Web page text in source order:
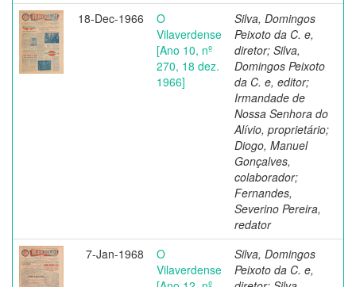
18-Dec-1966
O
Vilaverdense
[Ano 10, nº
270, 18 dez.
1966]
Silva, Domingos
Peixoto da C. e,
diretor; Silva,
Domingos Peixoto
da C. e, editor;
Irmandade de
Nossa Senhora do
Alívio, proprietário;
Diogo, Manuel
Gonçalves,
colaborador;
Fernandes,
Severino Pereira,
redator
7-Jan-1968
O
Vilaverdense
Silva, Domingos
Peixoto da C. e,